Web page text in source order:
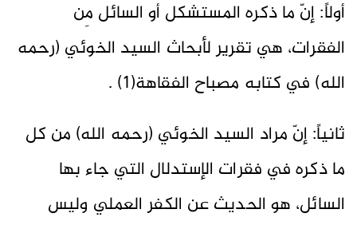
أولاً: إنّ ما ذكره المستشكل أو السائل مِن
الفقرات، هي تقرير لأبحاث السيد الخوئي (رحمه
الله) في كتابه مصباح الفقاهة(1) .
ثانياً: إنّ مراد السيد الخوئي (رحمه الله) من كل
ما ذكره في فقرات الإستدلال التي جاء بها
السائل، هو الحديث عن الكفر العملي وليس